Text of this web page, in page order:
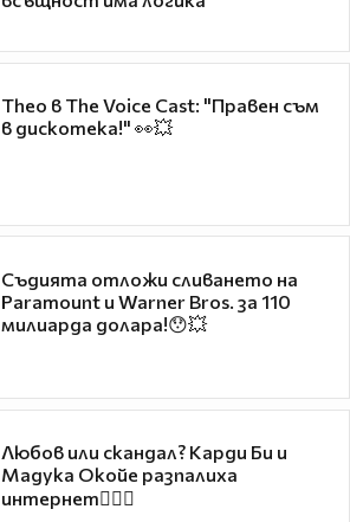
Theo в The Voice Cast: "Правен съм
в дискотека!" 👀💥
Съдията отложи сливането на
Paramount и Warner Bros. за 110
милиарда долара!😯💥
Любов или скандал? Карди Би и
Мадука Окойе разпалиха
интернет❤️‍🔥🔥